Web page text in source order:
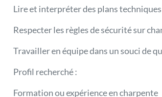
Lire et interpréter des plans techniques
Respecter les règles de sécurité sur
Travailler en équipe dans un souci de
Profil recherché :
Formation ou expérience en charpente